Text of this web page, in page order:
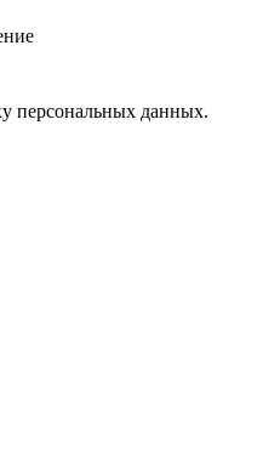
персональных данных.